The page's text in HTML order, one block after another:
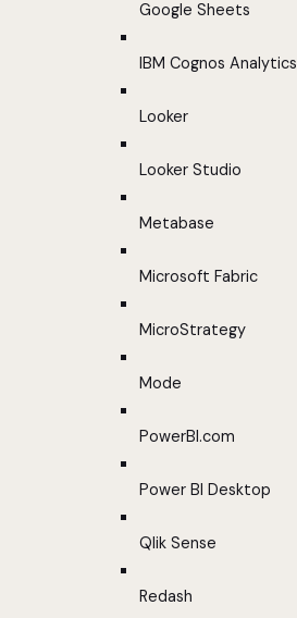
Google Sheets
IBM Cognos Analytics
Looker
Looker Studio
Metabase
Microsoft Fabric
MicroStrategy
Mode
PowerBI.com
Power BI Desktop
Qlik Sense
Redash